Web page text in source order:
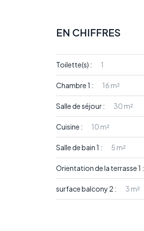
EN CHIFFRES
Toilette(s) : 1
Chambre 1 : 16 m²
Salle de séjour : 30 m²
Cuisine : 10 m²
Salle de bain 1 : 5 m²
Orientation de la terrasse 1 :
surface balcony 2 : 3 m²